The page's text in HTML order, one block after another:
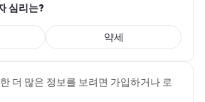
심리는?
약세
더 많은 정보를 보려면 가입하거나 로